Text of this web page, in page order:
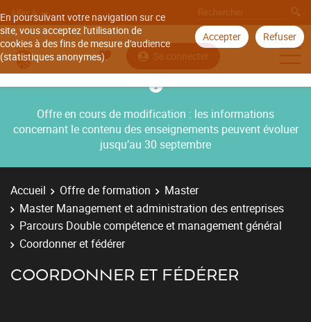
En poursuivant votre navigation sur ce
site, vous acceptez l'utilisation de
cookies à des fins de mesure d'audience
(statistiques anonymes).
Accepter Refuser
Aller à
Se connecter
Offre en cours de modification : les informations
concernant le contenu des enseignements peuvent évoluer
jusqu’au 30 septembre
Accueil Offre de formation
Master
Master Management et administration des entreprises
Parcours Double compétence et management général
Coordonner et fédérer
COORDONNER ET FÉDÉRER